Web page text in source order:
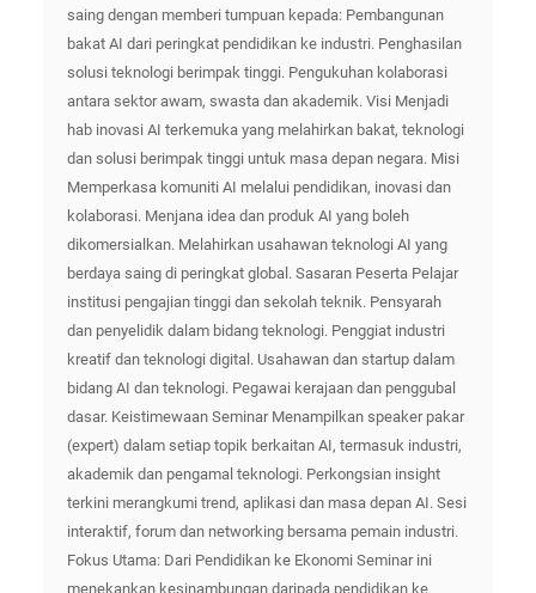
saing dengan memberi tumpuan kepada: Pembangunan
bakat AI dari peringkat pendidikan ke industri. Penghasilan
solusi teknologi berimpak tinggi. Pengukuhan kolaborasi
antara sektor awam, swasta dan akademik. Visi Menjadi
hab inovasi AI terkemuka yang melahirkan bakat, teknologi
dan solusi berimpak tinggi untuk masa depan negara. Misi
Memperkasa komuniti AI melalui pendidikan, inovasi dan
kolaborasi. Menjana idea dan produk AI yang boleh
dikomersialkan. Melahirkan usahawan teknologi AI yang
berdaya saing di peringkat global. Sasaran Peserta Pelajar
institusi pengajian tinggi dan sekolah teknik. Pensyarah
dan penyelidik dalam bidang teknologi. Penggiat industri
kreatif dan teknologi digital. Usahawan dan startup dalam
bidang AI dan teknologi. Pegawai kerajaan dan penggubal
dasar. Keistimewaan Seminar Menampilkan speaker pakar
(expert) dalam setiap topik berkaitan AI, termasuk industri,
akademik dan pengamal teknologi. Perkongsian insight
terkini merangkumi trend, aplikasi dan masa depan AI. Sesi
interaktif, forum dan networking bersama pemain industri.
Fokus Utama: Dari Pendidikan ke Ekonomi Seminar ini
menekankan kesinambungan daripada pendidikan ke